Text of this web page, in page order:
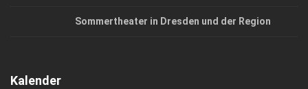
Sommertheater in Dresden und der Region
Kalender